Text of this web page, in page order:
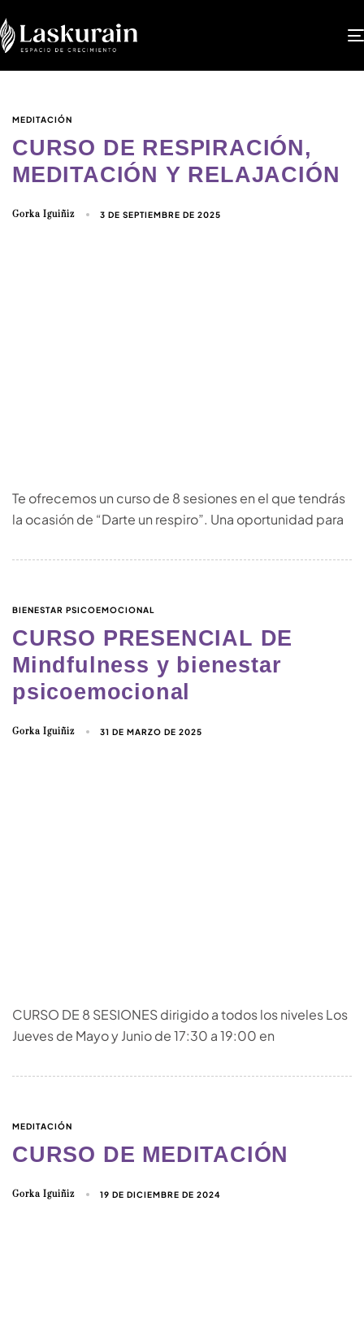
MEDITACIÓN
CURSO DE RESPIRACIÓN,
MEDITACIÓN Y RELAJACIÓN
Gorka Iguiñiz 3 DE SEPTIEMBRE DE 2025
Te ofrecemos un curso de 8 sesiones en el que tendrás
la ocasión de “Darte un respiro”. Una oportunidad para
BIENESTAR PSICOEMOCIONAL
CURSO PRESENCIAL DE
Mindfulness y bienestar
psicoemocional
Gorka Iguiñiz 31 DE MARZO DE 2025
CURSO DE 8 SESIONES dirigido a todos los niveles Los
Jueves de Mayo y Junio de 17:30 a 19:00 en
MEDITACIÓN
CURSO DE MEDITACIÓN
Gorka Iguiñiz 19 DE DICIEMBRE DE 2024